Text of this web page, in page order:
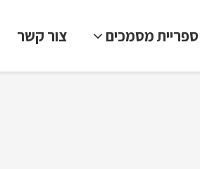
ספריית מסמכים צור קשר